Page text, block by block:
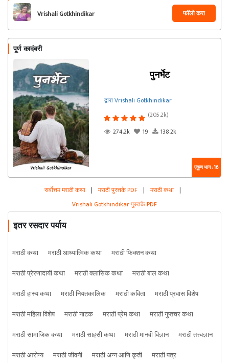
Vrishali Gotkhindikar फॉलो करा
पूर्ण कादंबरी
पुनर्भेट
द्वारा Vrishali Gotkhindikar
(205.2k)
274.2k
19 138.2k
एकूण भाग : 16
सर्वोत्तम मराठी कथा | मराठी पुस्तके PDF | मराठी कथा |
Vrishali Gotkhindikar पुस्तके PDF
इतर रसदार पर्याय
मराठी कथा मराठी आध्यात्मिक कथा
मराठी फिक्शन कथा
मराठी प्रेरणादायी कथा
मराठी क्लासिक कथा
मराठी बाल कथा
मराठी हास्य कथा
मराठी नियतकालिक मराठी कविता
मराठी प्रवास विशेष
मराठी महिला विशेष
मराठी नाटक मराठी प्रेम कथा
मराठी गुप्तचर कथा
मराठी सामाजिक कथा
मराठी साहसी कथा मराठी मानवी विज्ञान
मराठी तत्त्वज्ञान
मराठी आरोग्य
मराठी जीवनी मराठी अन्न आणि कृती मराठी पत्र